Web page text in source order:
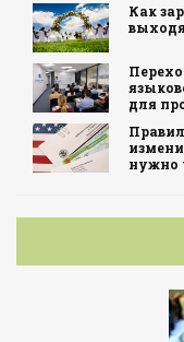
Как
для
нужно